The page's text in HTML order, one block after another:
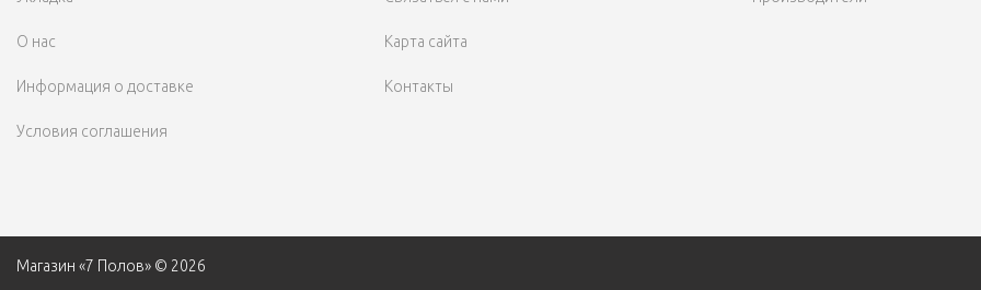
О нас
Информация о доставке
Условия соглашения
Карта сайта
Контакты
Магазин «7 Полов» © 2026